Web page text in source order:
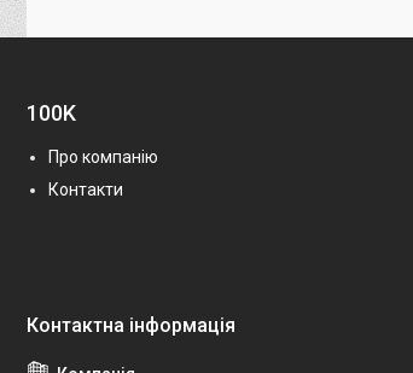
100K
Про компанію
Контакти